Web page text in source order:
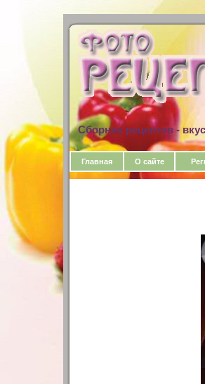
Сборник рецептов -
Главная О сайте